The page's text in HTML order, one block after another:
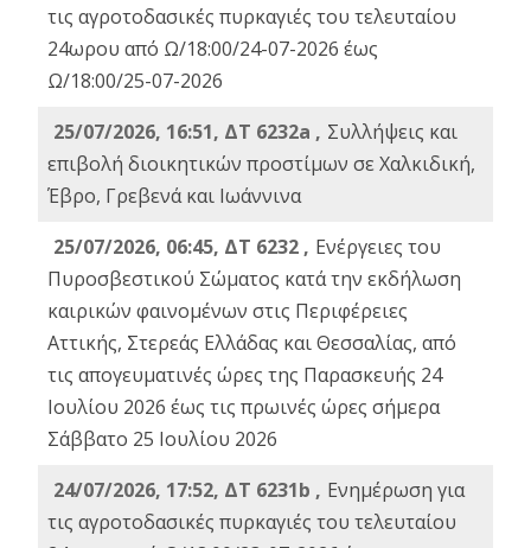
τις αγροτοδασικές πυρκαγιές του τελευταίου
24ωρου από Ω/18:00/24-07-2026 έως
Ω/18:00/25-07-2026
25/07/2026, 16:51, ΔΤ 6232a , Συλλήψεις και
επιβολή διοικητικών προστίμων σε Χαλκιδική,
Έβρο, Γρεβενά και Ιωάννινα
25/07/2026, 06:45, ΔΤ 6232 , Ενέργειες του
Πυροσβεστικού Σώματος κατά την εκδήλωση
καιρικών φαινομένων στις Περιφέρειες
Αττικής, Στερεάς Ελλάδας και Θεσσαλίας, από
τις απογευματινές ώρες της Παρασκευής 24
Ιουλίου 2026 έως τις πρωινές ώρες σήμερα
Σάββατο 25 Ιουλίου 2026
24/07/2026, 17:52, ΔΤ 6231b , Ενημέρωση για
τις αγροτοδασικές πυρκαγιές του τελευταίου